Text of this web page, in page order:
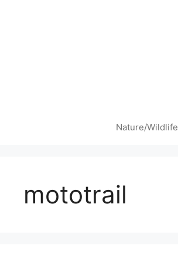
Nature/Wildlife
mototrail